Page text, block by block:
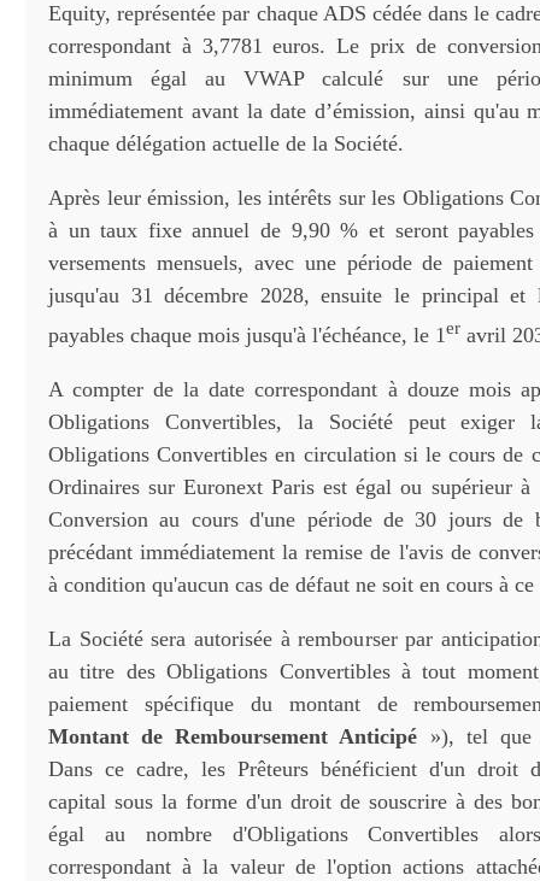
Equity, représentée par chaque ADS cédée dans le
correspondant à 3,7781 euros. Le prix de
minimum égal au VWAP calculé sur une
immédiatement avant la date d’émission, ainsi qu'au
chaque délégation actuelle de la Société.
Après leur émission, les intérêts sur les Obligations
à un taux fixe annuel de 9,90 % et seront payables
versements mensuels, avec une période de
jusqu'au 31 décembre 2028, ensuite le principal et
payables chaque mois jusqu'à l'échéance, le 1er avril
A compter de la date correspondant à douze mois
Obligations Convertibles, la Société peut exiger
Obligations Convertibles en circulation si le cours de
Ordinaires sur Euronext Paris est égal ou supérieur
Conversion au cours d'une période de 30 jours de
précédant immédiatement la remise de l'avis de
à condition qu'aucun cas de défaut ne soit en cours à
La Société sera autorisée à rembourser par
au titre des Obligations Convertibles à tout
paiement spécifique du montant de
Montant de Remboursement Anticipé »), tel que
Dans ce cadre, les Prêteurs bénéficient d'un droit
capital sous la forme d'un droit de souscrire à des
égal au nombre d'Obligations Convertibles
correspondant à la valeur de l'option actions